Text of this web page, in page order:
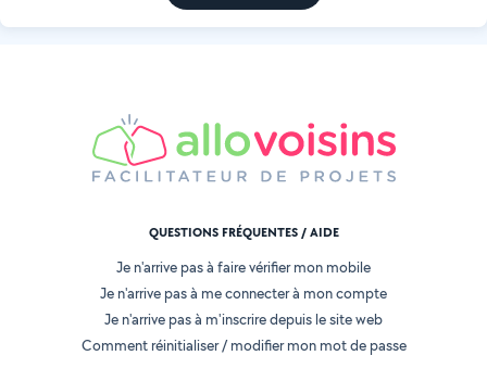
QUESTIONS FRÉQUENTES / AIDE
Je n'arrive pas à faire vérifier mon mobile
Je n'arrive pas à me connecter à mon compte
Je n'arrive pas à m'inscrire depuis le site web
Comment réinitialiser / modifier mon mot de passe